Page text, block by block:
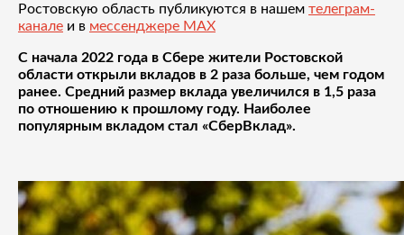
Ростовскую область публикуются в нашем телеграм-
канале и в мессенджере MAX
С начала 2022 года в Сбере жители Ростовской
области открыли вкладов в 2 раза больше, чем годом
ранее. Средний размер вклада увеличился в 1,5 раза
по отношению к прошлому году. Наиболее
популярным вкладом стал «СберВклад».